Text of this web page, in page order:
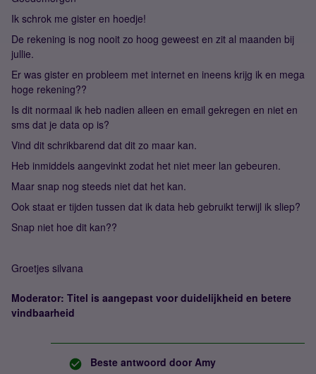
Ik schrok me gister en hoedje!
De rekening is nog nooit zo hoog geweest en zit al maanden bij
jullie.
Er was gister en probleem met internet en ineens krijg ik en mega
hoge rekening??
Is dit normaal ik heb nadien alleen en email gekregen en niet en
sms dat je data op is?
Vind dit schrikbarend dat dit zo maar kan.
Heb inmiddels aangevinkt zodat het niet meer lan gebeuren.
Maar snap nog steeds niet dat het kan.
Ook staat er tijden tussen dat ik data heb gebruikt terwijl ik sliep?
Snap niet hoe dit kan??
Groetjes silvana
Moderator: Titel is aangepast voor duidelijkheid en betere
vindbaarheid
Beste antwoord door Amy